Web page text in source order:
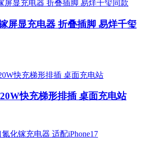
屏显充电器 折叠插脚 易烊千玺
快充梯形排插 桌面充电站